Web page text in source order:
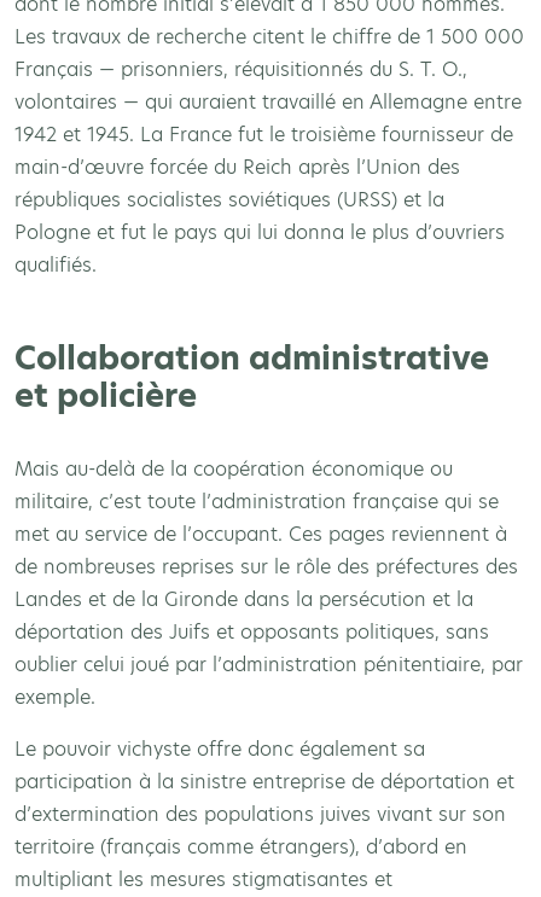
Les travaux de recherche citent le chiffre de 1 500 000
Français — prisonniers, réquisitionnés du S. T. O.,
volontaires — qui auraient travaillé en Allemagne entre
1942 et 1945. La France fut le troisième fournisseur de
main-d’œuvre forcée du Reich après l’Union des
républiques socialistes soviétiques (URSS) et la
Pologne et fut le pays qui lui donna le plus d’ouvriers
qualifiés.
Collaboration administrative
et policière
Mais au-delà de la coopération économique ou
militaire, c’est toute l’administration française qui se
met au service de l’occupant. Ces pages reviennent à
de nombreuses reprises sur le rôle des préfectures des
Landes et de la Gironde dans la persécution et la
déportation des Juifs et opposants politiques, sans
oublier celui joué par l’administration pénitentiaire, par
exemple.
Le pouvoir vichyste offre donc également sa
participation à la sinistre entreprise de déportation et
d’extermination des populations juives vivant sur son
territoire (français comme étrangers), d’abord en
multipliant les mesures stigmatisantes et